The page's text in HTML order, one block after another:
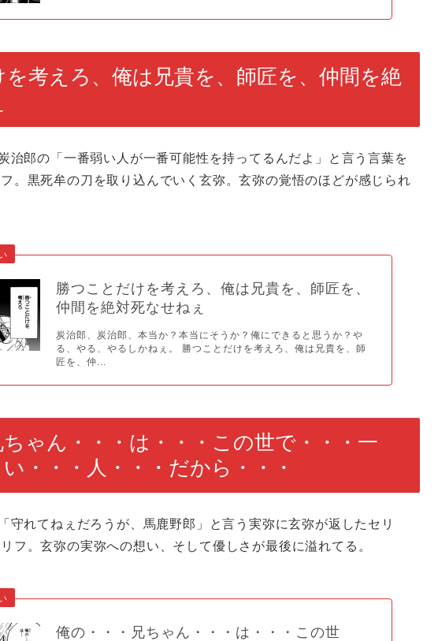
考えろ、俺は兄貴を、師匠を、仲間を絶
治郎の「一番弱い人が一番可能性を持ってるんだよ」と言う言葉を
。黒死牟の刀を取り込んでいく玄弥。玄弥の覚悟のほどが感じられ
勝つことだけを考えろ、俺は兄貴を、師匠を、
仲間を絶対死なせねぇ
炭治郎、炭治郎、本当か？本当にそうか？俺にできると思うか？や
る、やる、やるしかねぇ。 勝つことだけを考えろ、俺は兄貴を、師
匠を、仲...
ゃん・・・は・・・この世で・・・一
・・・人・・・だから・・・
守れてねぇだろうが、馬鹿野郎」と言う実弥に玄弥が返したセリ
フ。玄弥の実弥への想い、そして優しさが最後に溢れてる。
俺の・・・兄ちゃん・・・は・・・この世